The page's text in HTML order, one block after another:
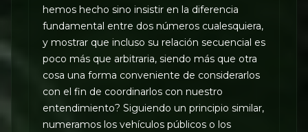
hemos hecho sino insistir en la diferencia
fundamental entre dos números cualesquiera,
y mostrar que incluso su relación secuencial es
poco más que arbitraria, siendo más que otra
cosa una forma conveniente de considerarlos
con el fin de coordinarlos con nuestro
entendimiento? Siguiendo un principio similar,
numeramos los vehículos públicos o los